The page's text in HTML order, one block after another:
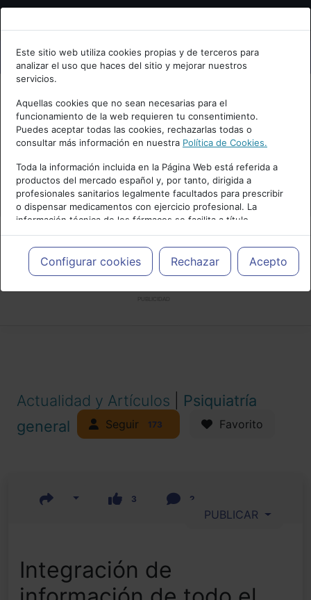
Bienvenid@ a psiquiatria.com
Escribe tu Email
Accede o regístrate con tu email.
Cancelar
Este sitio web utiliza cookies propias y de terceros para
analizar el uso que haces del sitio y mejorar nuestros
servicios.
Aquellas cookies que no sean necesarias para el
funcionamiento de la web requieren tu consentimiento.
Puedes aceptar todas las cookies, rechazarlas todas o
consultar más información en nuestra Política de Cookies.
Toda la información incluida en la Página Web está referida a
productos del mercado español y, por tanto, dirigida a
profesionales sanitarios legalmente facultados para prescribir
o dispensar medicamentos con ejercicio profesional. La
información técnica de los fármacos se facilita a título
meramente informativo, siendo responsabilidad de los
profesionales facultados prescribir medicamentos y decidir, en
cada caso concreto, el tratamiento más adecuado a las
necesidades del paciente.
Configurar cookies Rechazar Acepto
Actualidad y Artículos
Psiquiatría
general
Seguir 173 Favorito
3 2
PUBLICAR
Integración de